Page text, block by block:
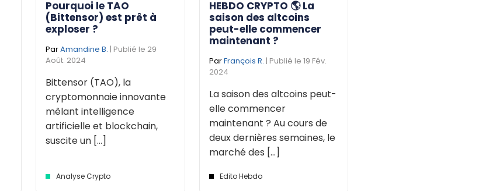
Pourquoi le TAO
(Bittensor) est prêt à
exploser ?
ParAmandine B. | Publié le 29
Août. 2024
Bittensor (TAO), la
cryptomonnaie innovante
mêlant intelligence
artificielle et blockchain,
suscite un [...]
Analyse Crypto
HEBDO CRYPTO 🌎 La
saison des altcoins
peut-elle commencer
maintenant ?
ParFrançois R. | Publié le 19 Fév.
2024
La saison des altcoins peut-
elle commencer
maintenant ? Au cours de
deux dernières semaines, le
marché des [...]
Edito Hebdo